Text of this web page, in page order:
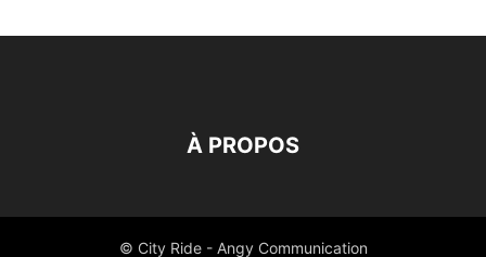
À PROPOS
© City Ride - Angy Communication